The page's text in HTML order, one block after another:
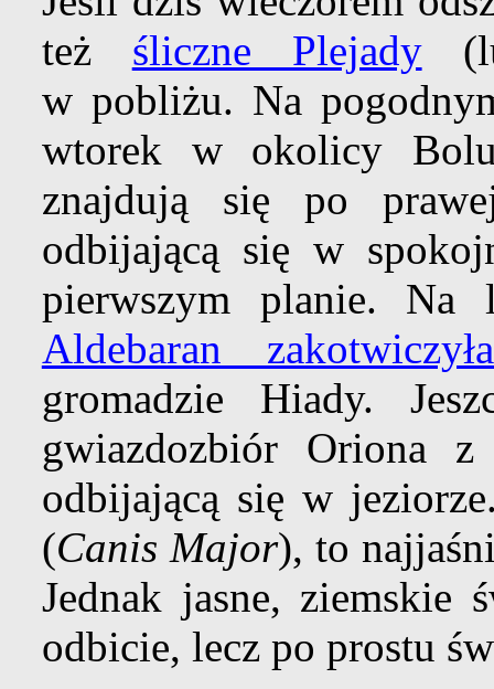
też śliczne Plejady
w pobliżu. Na
wtorek w okolicy
znajdują się po
odbijającą się w
pierwszym planie. Na
Aldebaran zakotwiczyła
gromadzie Hiady.
gwiazdozbiór Oriona
odbijającą się w
(Canis Major), to
Jednak jasne, ziemskie
odbicie, lecz po prostu